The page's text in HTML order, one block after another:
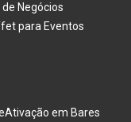
de Negócios
para Eventos
Ativação em Bares